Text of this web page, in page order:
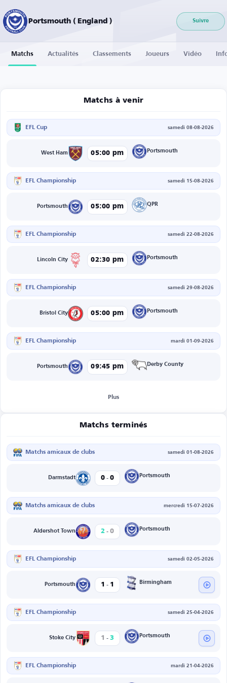
Portsmouth ( England ) Suivre
Matchs Actualités Classements Joueurs Vidéo
Matchs à venir
EFL Cup samedi 08-08-2026
West Ham 05:00 pm Portsmouth
EFL Championship samedi 15-08-2026
Portsmouth 05:00 pm QPR
EFL Championship samedi 22-08-2026
Lincoln City 02:30 pm Portsmouth
EFL Championship samedi 29-08-2026
Bristol City 05:00 pm Portsmouth
EFL Championship mardi 01-09-2026
Portsmouth 09:45 pm Derby County
Plus
Matchs terminés
Matchs amicaux de clubs samedi 01-08-2026
Darmstadt 0 - 0 Portsmouth
Matchs amicaux de clubs mercredi 15-07-2026
Aldershot Town 2 - 0 Portsmouth
EFL Championship samedi 02-05-2026
Portsmouth 1 - 1 Birmingham
EFL Championship samedi 25-04-2026
Stoke City 1 - 3 Portsmouth
EFL Championship mardi 21-04-2026